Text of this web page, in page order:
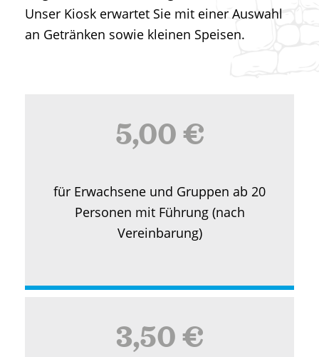
Unser Kiosk erwartet Sie mit einer Auswahl
an Getränken sowie kleinen Speisen.
5,00 €
für Erwachsene und Gruppen ab 20
Personen mit Führung (nach
Vereinbarung)
3,50 €